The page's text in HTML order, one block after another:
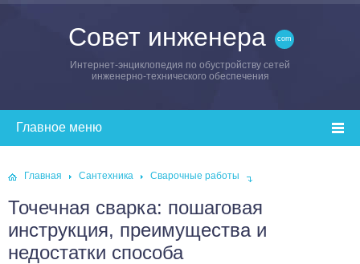
Совет инженера
Интернет-энциклопедия по обустройству сетей
инженерно-технического обеспечения
Главная Сантехника Сварочные работы
Точечная сварка: пошаговая
инструкция, преимущества и
недостатки способа